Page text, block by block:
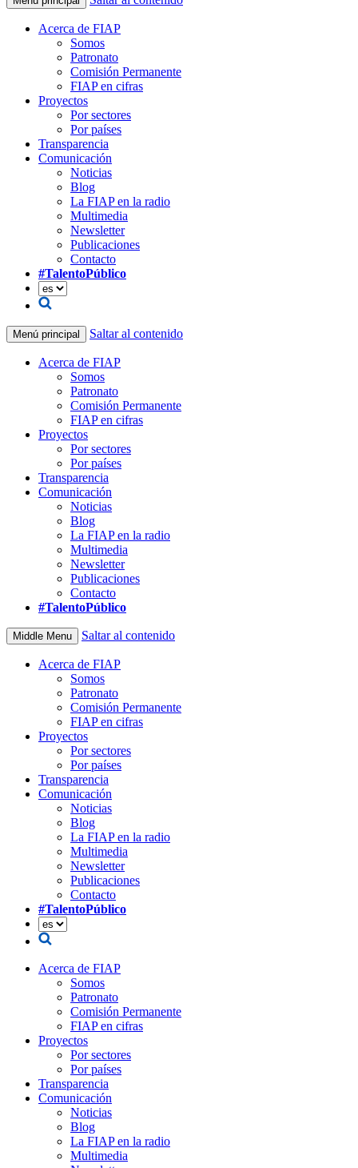
Acerca de FIAP
Somos
Patronato
Comisión Permanente
FIAP en cifras
Proyectos
Por sectores
Por países
Transparencia
Comunicación
Noticias
Blog
La FIAP en la radio
Multimedia
Newsletter
Publicaciones
Contacto
#TalentoPúblico
Menú principal Saltar al contenido
Acerca de FIAP
Somos
Patronato
Comisión Permanente
FIAP en cifras
Proyectos
Por sectores
Por países
Transparencia
Comunicación
Noticias
Blog
La FIAP en la radio
Multimedia
Newsletter
Publicaciones
Contacto
#TalentoPúblico
Middle Menu Saltar al contenido
Acerca de FIAP
Somos
Patronato
Comisión Permanente
FIAP en cifras
Proyectos
Por sectores
Por países
Transparencia
Comunicación
Noticias
Blog
La FIAP en la radio
Multimedia
Newsletter
Publicaciones
Contacto
#TalentoPúblico
Acerca de FIAP
Somos
Patronato
Comisión Permanente
FIAP en cifras
Proyectos
Por sectores
Por países
Transparencia
Comunicación
Noticias
Blog
La FIAP en la radio
Multimedia